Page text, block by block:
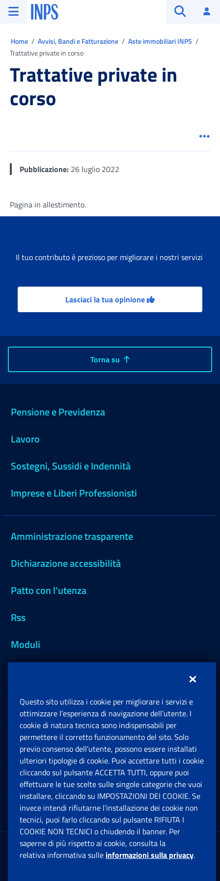
Vai al menu principale
Vai al contenuto principale
Vai al pie' di pagina
INPS ()
Home Avvisi, Bandi e Fatturazione
Aste immobiliari INPS
Trattative private in corso
Trattative private in
corso
Pubblicazione: 26 luglio 2022
Pagina in allestimento.
Il tuo contributo è prezioso per migliorare i nostri servizi
Lasciaci la tua opinione
Torna su
Pensione e Previdenza
Lavoro
Sostegni, Sussidi e Indennità
Imprese e Liberi Professionisti
Amministrazione trasparente
Dichiarazione accessibilità
Patto con l'utenza
Rss
Moduli
Sedi e Contatti
Software
Note Legali
App mobile
Sede Legale : Via Ciro il Grande, 21
00144 Roma
Questo sito utilizza i cookie per migliorare i servizi e
ottimizzare l’esperienza di navigazione dell’utente. I
cookie di natura tecnica sono indispensabili per
permettere il corretto funzionamento del sito. Solo
previo consenso dell’utente, possono essere installati
ulteriori tipologie di cookie. Puoi accettare tutti i cookie
cliccando sul pulsante ACCETTA TUTTI, oppure puoi
effettuare le tue scelte sulle singole categorie che vuoi
installare, cliccando su IMPOSTAZIONI DEI COOKIE. Se
invece intendi rifiutarne l’installazione dei cookie non
tecnici, puoi farlo cliccando sul pulsante RIFIUTA I
COOKIE NON TECNICI o chiudendo il banner. Per
saperne di più rispetto ai cookie, consulta la
relativa informativa sulle informazioni sulla privacy.